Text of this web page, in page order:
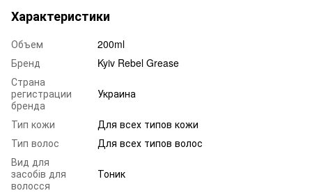
Характеристики
Объем
200ml
Бренд
Kyiv Rebel Grease
Страна
регистрации
бренда
Украина
Тип кожи
Для всех типов кожи
Тип волос
Для всех типов волос
Вид для
засобів для
волосся
Тоник